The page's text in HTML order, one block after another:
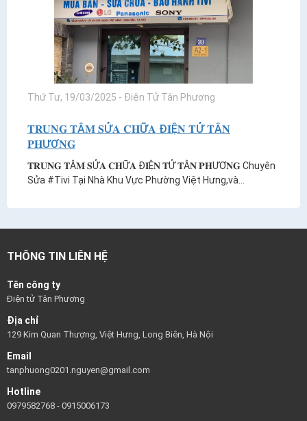
Thứ Tư, 19/03/2025 - Điện Tử Tân Phương
𝐓𝐑𝐔𝐍𝐆 𝐓Â𝐌 𝐒Ử𝐀 𝐂𝐇Ữ𝐀 Đ𝐈Ệ𝐍 𝐓Ử 𝐓Â𝐍
𝐏𝐇ƯƠ𝐍𝐆
𝐓𝐑𝐔𝐍𝐆 𝐓Â𝐌 𝐒Ử𝐀 𝐂𝐇Ữ𝐀 Đ𝐈Ệ𝐍 𝐓Ử 𝐓Â𝐍 𝐏𝐇ƯƠ𝐍𝐆 Chuyên
Sửa #Tivi Tại Nhà Khu Vực Phường Việt Hưng,và...
THÔNG TIN LIÊN HỆ
Tên công ty
Điện tử Tân Phương
Địa chỉ
129 Kim Quan Thượng, Việt Hưng, Long Biên, Hà Nội
Email
tanphuong0201.nguyen@gmail.com
Hotline
0979582768 - 0915006173